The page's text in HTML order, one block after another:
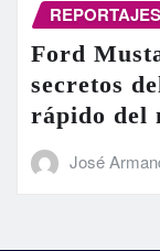
REPORTAJES
Ford
secretos
rápido del
José